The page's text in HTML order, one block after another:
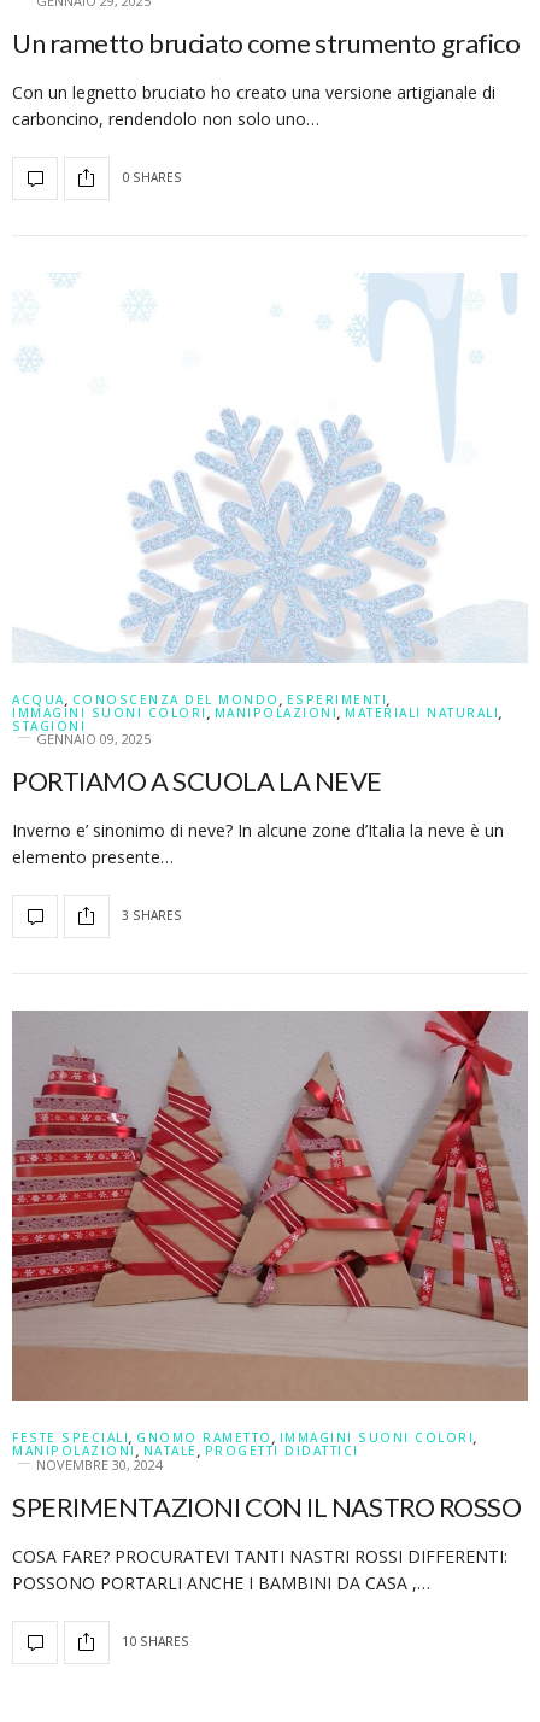
Un rametto bruciato come strumento grafico
Con un legnetto bruciato ho creato una versione artigianale di
carboncino, rendendolo non solo uno…
0 SHARES
ACQUA, CONOSCENZA DEL MONDO , ESPERIMENTI,
IMMAGINI SUONI COLORI , MANIPOLAZIONI, MATERIALI NATURALI,
STAGIONI
GENNAIO 09, 2025
PORTIAMO A SCUOLA LA NEVE
Inverno e’ sinonimo di neve? In alcune zone d’Italia la neve è un
elemento presente…
3 SHARES
FESTE SPECIALI, GNOMO RAMETTO , IMMAGINI SUONI COLORI,
MANIPOLAZIONI , NATALE , PROGETTI DIDATTICI
NOVEMBRE 30, 2024
SPERIMENTAZIONI CON IL NASTRO ROSSO
COSA FARE? PROCURATEVI TANTI NASTRI ROSSI DIFFERENTI:
POSSONO PORTARLI ANCHE I BAMBINI DA CASA ,…
10 SHARES